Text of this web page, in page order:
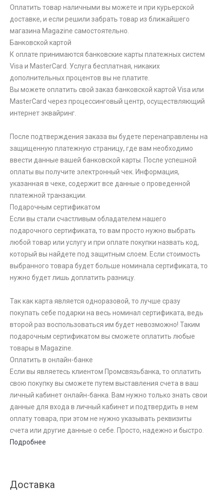
Оплатить товар наличными вы можете и при курьерской
доставке, и если решили забрать товар из ближайшего
магазина Magazine самоcтоятельно.
Банковской картой
К оплате принимаются банковские карты платежных систем
Visa и MasterCard. Услуга бесплатная, никаких
дополнительных процентов вы не платите.
Вы можете оплатить свой заказ банковской картой Visa или
MasterCard через процессинговый центр, осуществляющий
интернет эквайринг.
После подтверждения заказа вы будете перенаправлены на
защищенную платежную страницу, где вам необходимо
ввести данные вашей банковской карты. После успешной
оплаты вы получите электронный чек. Информация,
указанная в чеке, содержит все данные о проведенной
платежной транзакции.
Подарочным сертификатом
Если вы стали счастливым обладателем нашего
подарочного сертификата, то вам просто нужно выбрать
любой товар или услугу и при оплате покупки назвать код,
который вы найдете под защитным слоем. Если стоимость
выбранного товара будет больше номинала сертификата, то
нужно будет лишь доплатить разницу.
Так как карта является одноразовой, то лучше сразу
покупать себе подарки на весь номинал сертификата, ведь
второй раз воспользоваться им будет невозможно! Таким
подарочным сертификатом вы сможете оплатить любые
товары в Magazine.
Оплатить в онлайн-банке
Если вы являетесь клиентом Промсвязьбанка, то оплатить
свою покупку вы сможете путем выставления счета в ваш
личный кабинет онлайн-банка. Вам нужно только знать свои
данные для входа в личный кабинет и подтвердить в нем
оплату товара, при этом не нужно указывать реквизиты
счета или другие данные о себе. Просто, надежно и быстро.
Подробнее
Доставка